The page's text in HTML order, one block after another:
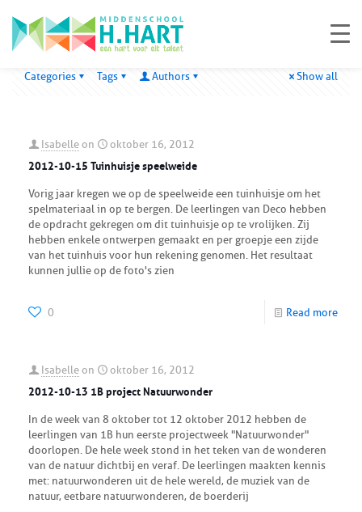
Categories Tags Authors Show all
Isabelleon
oktober 16, 2012
2012-10-15 Tuinhuisje speelweide
Vorig jaar kregen we op de speelweide een tuinhuisje om het
spelmateriaal in op te bergen. De leerlingen van Deco hebben
de opdracht gekregen om dit tuinhuisje op te vrolijken. Zij
hebben enkele ontwerpen gemaakt en per groepje een zijde
van het tuinhuis voor hun rekening genomen. Het resultaat
kunnen jullie op de foto's zien
0 Read more
Isabelleon
oktober 16, 2012
2012-10-13 1B project Natuurwonder
In de week van 8 oktober tot 12 oktober 2012 hebben de
leerlingen van 1B hun eerste projectweek "Natuurwonder"
doorlopen. De hele week stond in het teken van de wonderen
van de natuur dichtbij en veraf. De leerlingen maakten kennis
met: natuurwonderen uit de hele wereld, de muziek van de
natuur, eetbare natuurwonderen, de boerderij